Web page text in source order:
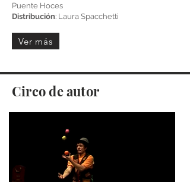
Puente Hoces
Distribución: Laura Spacchetti
Ver más
Circo de autor